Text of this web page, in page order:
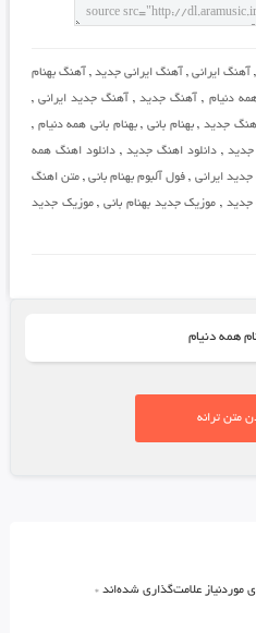
آهنگ ایرانی, آهنگ ایرانی جدید , آهنگ بهنام
دنیام , آهنگ جدید, آهنگ جدید ایرانی ,
جدید,بهنام بانی ,بهنام بانی همه دنیام ,
جدید ,دانلود اهنگ جدید ,دانلود اهنگ همه
ایرانی , فول آلبوم بهنام بانی,متن اهنگ
جدید , موزیک جدید بهنام بانی,موزیک جدید
همه دنیام
متن ترانه
موردنیاز علامت‌گذاری شده‌اند *